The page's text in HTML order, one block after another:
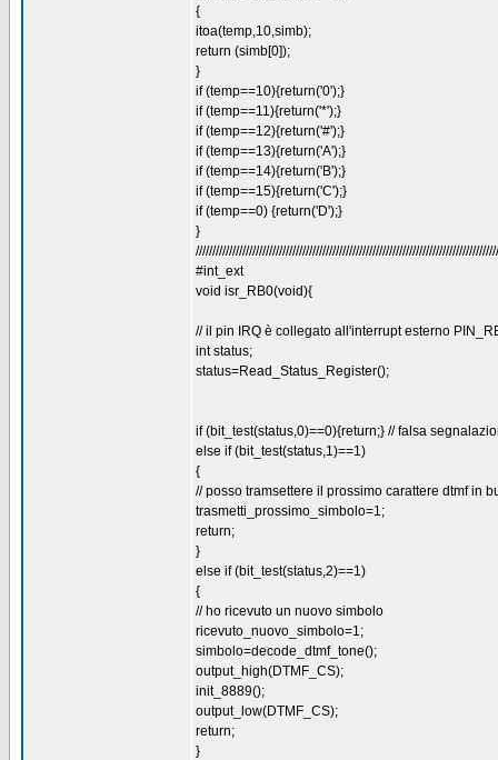
{
itoa(temp,10,simb);
return (simb[0]);
}
if (temp==10){return('0');}
if (temp==11){return('*');}
if (temp==12){return('#');}
if (temp==13){return('A');}
if (temp==14){return('B');}
if (temp==15){return('C');}
if (temp==0) {return('D');}
}
#int_ext
void isr_RB0(void){
// il pin IRQ è collegato all'interrupt esterno
int status;
status=Read_Status_Register();
if (bit_test(status,0)==0){return;} // falsa
else if (bit_test(status,1)==1)
{
// posso tramsettere il prossimo carattere dtmf in
trasmetti_prossimo_simbolo=1;
return;
}
else if (bit_test(status,2)==1)
{
// ho ricevuto un nuovo simbolo
ricevuto_nuovo_simbolo=1;
simbolo=decode_dtmf_tone();
output_high(DTMF_CS);
init_8889();
output_low(DTMF_CS);
return;
}